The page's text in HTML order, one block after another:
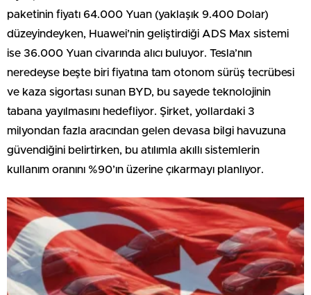
paketinin fiyatı 64.000 Yuan (yaklaşık 9.400 Dolar)
düzeyindeyken, Huawei’nin geliştirdiği ADS Max sistemi
ise 36.000 Yuan civarında alıcı buluyor. Tesla’nın
neredeyse beşte biri fiyatına tam otonom sürüş tecrübesi
ve kaza sigortası sunan BYD, bu sayede teknolojinin
tabana yayılmasını hedefliyor. Şirket, yollardaki 3
milyondan fazla aracından gelen devasa bilgi havuzuna
güvendiğini belirtirken, bu atılımla akıllı sistemlerin
kullanım oranını %90’ın üzerine çıkarmayı planlıyor.